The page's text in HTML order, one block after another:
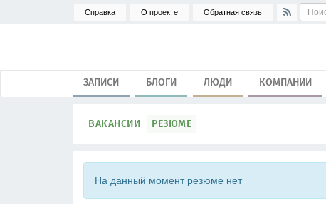
Справка О проекте Обратная связь
ЗАПИСИ БЛОГИ ЛЮДИ КОМПАНИИ
ВАКАНСИИ РЕЗЮМЕ
На данный момент резюме нет